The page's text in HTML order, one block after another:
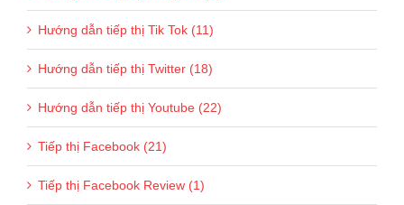
Hướng dẫn tiếp thị Tik Tok (11)
Hướng dẫn tiếp thị Twitter (18)
Hướng dẫn tiếp thị Youtube (22)
Tiếp thị Facebook (21)
Tiếp thị Facebook Review (1)